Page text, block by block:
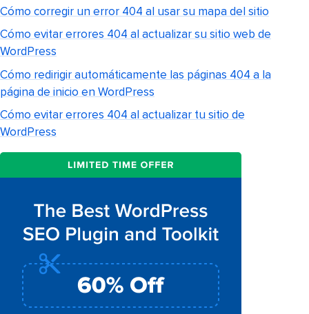
Cómo corregir un error 404 al usar su mapa del sitio
Cómo evitar errores 404 al actualizar su sitio web de
WordPress
Cómo redirigir automáticamente las páginas 404 a la
página de inicio en WordPress
Cómo evitar errores 404 al actualizar tu sitio de
WordPress